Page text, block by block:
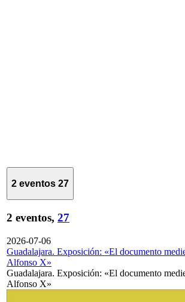
2 eventos 27
2 eventos, 27
2026-07-06
Guadalajara. Exposición: «El documento
Alfonso X»
Guadalajara. Exposición: «El documento
Alfonso X»